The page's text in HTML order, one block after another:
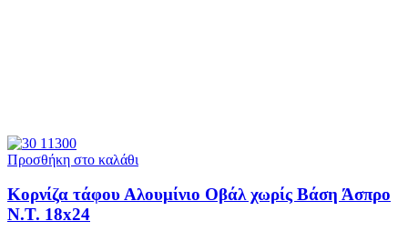
Προσθήκη στο καλάθι
Κορνίζα τάφου Αλουμίνιο Οβάλ χωρίς Βάση Άσπρο
Ν.Τ. 18x24